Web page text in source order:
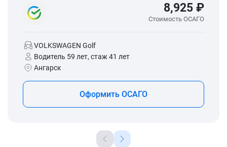
8,925 ₽
Стоимость ОСАГО
VOLKSWAGEN Golf
Водитель 59 лет, стаж 41 лет
Ангарск
Оформить ОСАГО